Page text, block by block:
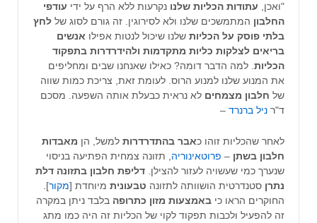
"ואכן, עתודות הכליות שלנו נקרעות ללא הרף על ידי עודפי
החלבון המתמשכים שלנו ולא לסירוגין. זה גורם לסוג של לחץ
בלתי פוסק על הכליות שלנו שיכול לנטות אפילו אנשים
בריאים לצלקות כליות מתקדמות ולהידרדרות בתפקוד
הכליות. למה הדבר דומה? כאילו שאנחנו שבים ומחליפים
את המנוע שלנו למנוע הרוס. לעומת זאת, צריכת כמות שווה
של חלבון מצמחים לא נראית כבעלת אותה השפעה. מסכם
ד"ר ניל ברנרד –
לאחר שהכליות זוהו כאבר בהתדרדרות למשל, הן מאבדות
חלבון בשתן – פרוטאינוריה , תזונה צמחית הפתיעה בניסוי
שנערך כמי שעשויה לעזור להצילן. דליפת חלבון בתזונה דלת
נתרן סטנדרטית הושוותה לתזונה טבעונית מיוחדת [מקור].
החוקרים הראו כי באמצעות מזון כתרופה בלבד ניתן במקרה
זה להפעיל ולכבות תפקוד לקוי של הכליות זה היה כמו מתג